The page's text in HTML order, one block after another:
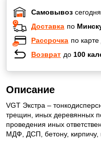
Самовывоз
Доставка по
Рассрочка по карте
Возврат до 100
Описание
VGT Экстра –
трещин, иных деревянных
проведения иных
МДФ, ДСП, бетону, кирпичу,